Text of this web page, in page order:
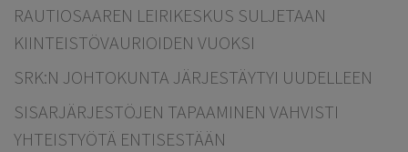
RAUTIOSAAREN LEIRIKESKUS SULJETAAN
KIINTEISTÖVAURIOIDEN VUOKSI
SRK:N JOHTOKUNTA JÄRJESTÄYTYI UUDELLEEN
SISARJÄRJESTÖJEN TAPAAMINEN VAHVISTI
YHTEISTYÖTÄ ENTISESTÄÄN